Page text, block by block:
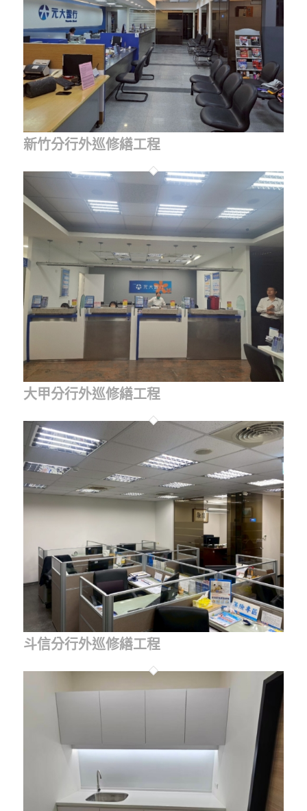
新竹分行外巡修繕工程
大甲分行外巡修繕工程
斗信分行外巡修繕工程